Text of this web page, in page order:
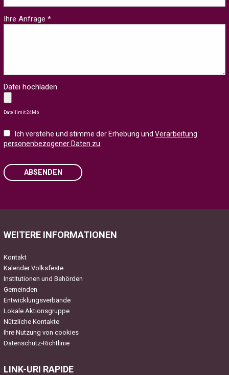
Ihre Anfrage *
Datei hochladen
Dateilimit 24Mb
Ich verstehe und stimme der Erhebung undVerarbeitung
personenbezogener Daten zu.
ABSENDEN
WEITERE INFORMATIONEN
Kontakt
Kalender Volksfeste
Institutionen und Behörden
Gemeinden
Entwicklungsverbände
Lokale Aktionsgruppe
Nützliche Kontakte
Ihre Nutzung von cookies
Datenschutz-Richtlinie
LINK-URI RAPIDE